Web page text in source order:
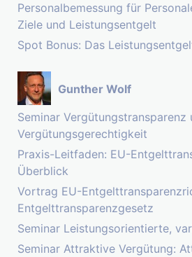
Personalbemessung für
Ziele und Leistungsentgelt
Spot Bonus: Das
Gunther Wolf
Seminar Vergütungstransparenz
Vergütungsgerechtigkeit
Praxis-Leitfaden: EU-
Überblick
Vortrag EU-
Entgelttransparenzgesetz
Seminar Leistungsorientierte,
Seminar Attraktive Vergütung: